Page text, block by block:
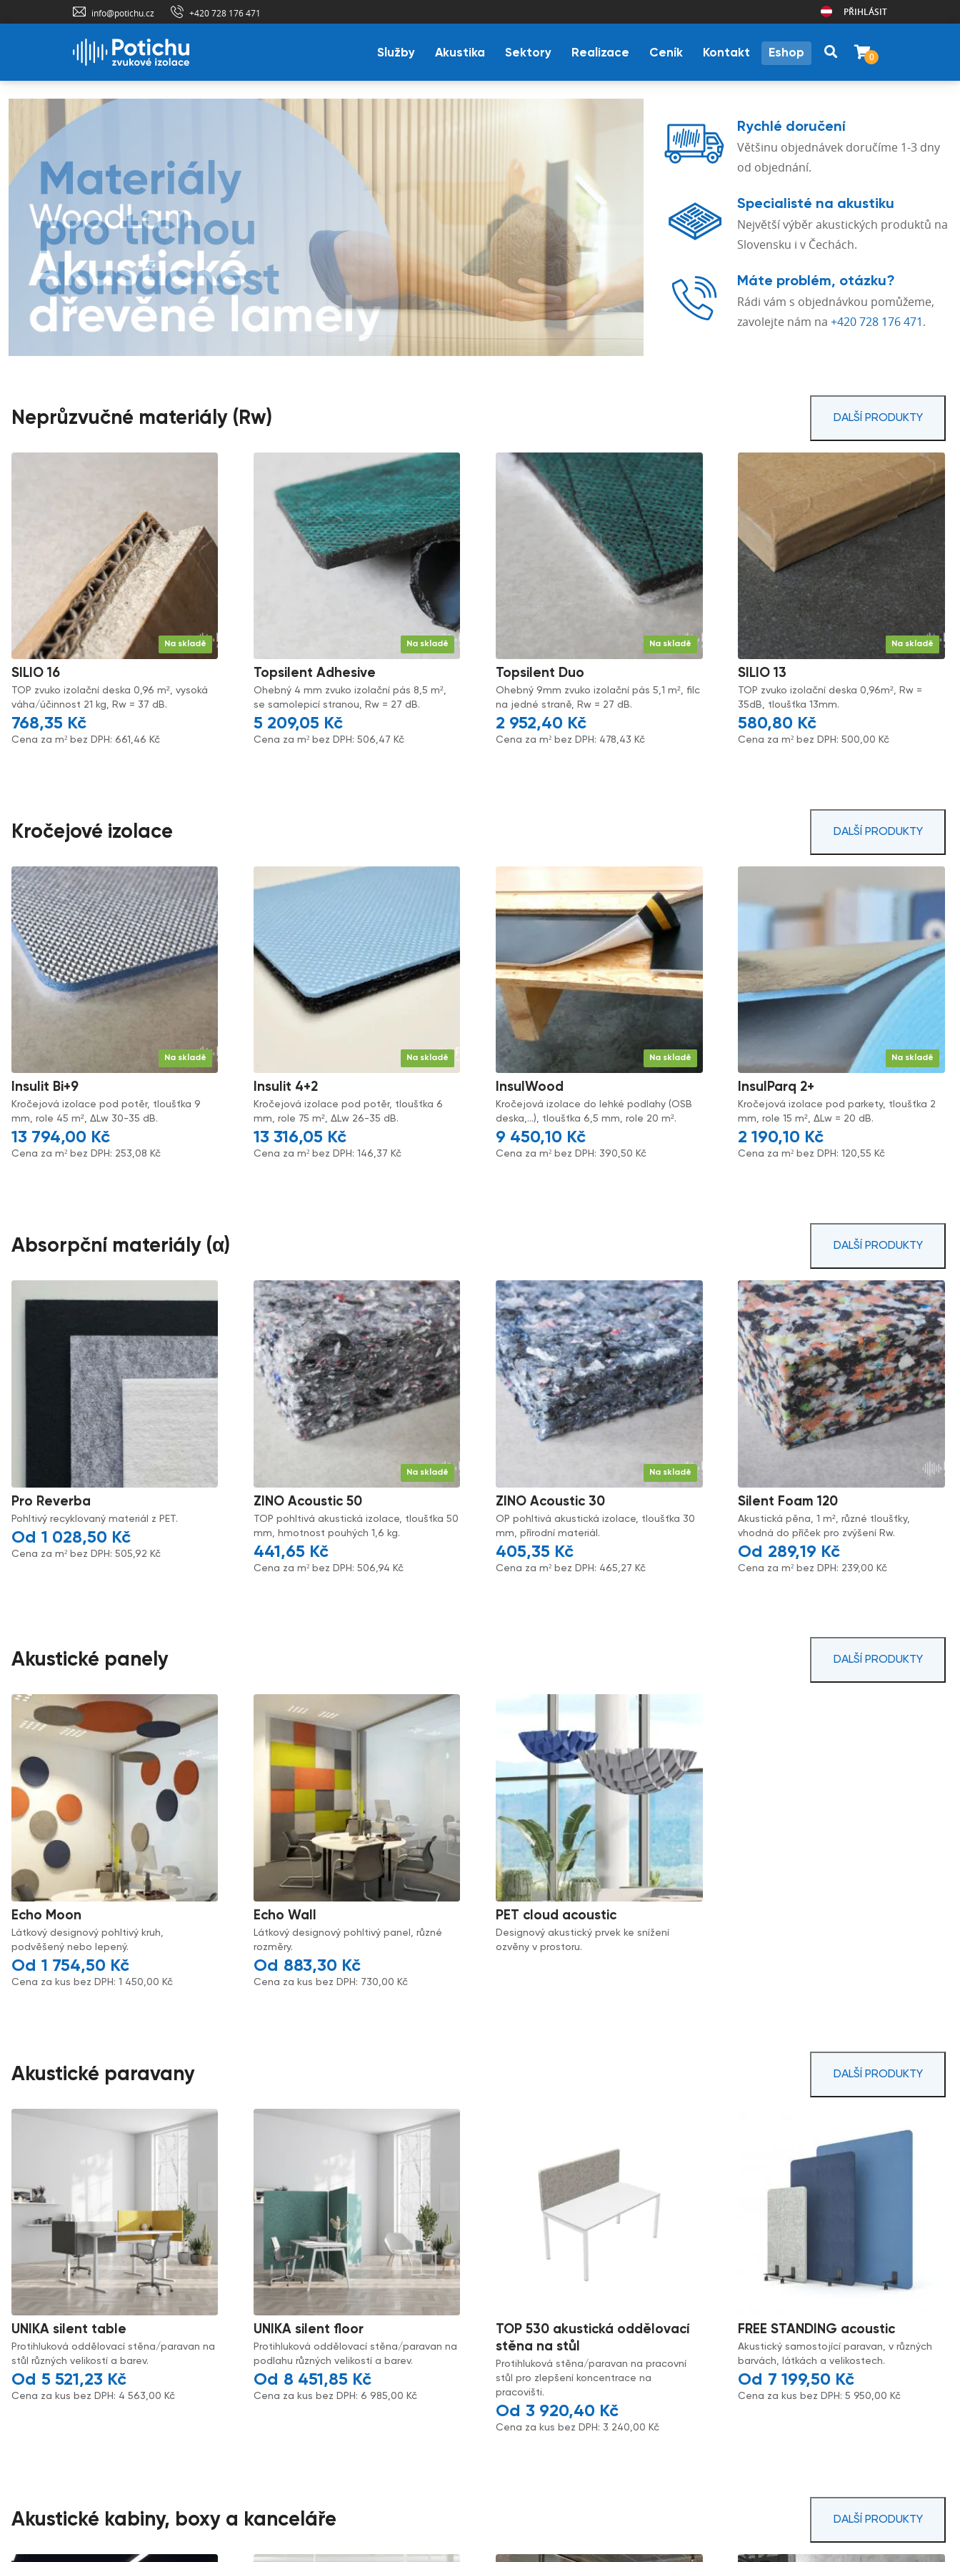
info@potichu.cz +420 728 176 471 PŘIHLÁSIT
Služby Akustika Sektory Realizace Ceník Kontakt Eshop 0
Rychlé doručení
Většinu objednávek doručíme 1-3 dny
od objednání.
Specialisté na akustiku
Největší výběr akustických produktů na
Slovensku i v Čechách.
Máte problém, otázku?
Rádi vám s objednávkou pomůžeme,
zavolejte nám na +420 728 176 471.
Neprůzvučné materiály (Rw) DALŠÍ PRODUKTY
Na skladě
SILIO 16
TOP zvuko izolační deska 0,96 m², vysoká
váha/účinnost 21 kg, Rw = 37 dB.
768,35 Kč
Cena za m² bez DPH: 661,46 Kč
Na skladě
Topsilent Adhesive
Ohebný 4 mm zvuko izolační pás 8,5 m²,
se samolepicí stranou, Rw = 27 dB.
5 209,05 Kč
Cena za m² bez DPH:506,47 Kč
Na skladě
Topsilent Duo
Ohebný 9mm zvuko izolační pás 5,1 m², filc
na jedné straně, Rw = 27 dB.
2 952,40 Kč
Cena za m² bez DPH: 478,43 Kč
Na skladě
SILIO 13
TOP zvuko izolační deska 0,96m², Rw =
35dB, tloušťka 13mm.
580,80 Kč
Cena za m² bez DPH:500,00 Kč
Kročejové izolace DALŠÍ PRODUKTY
Na skladě
Insulit Bi+9
Kročejová izolace pod potěr, tloušťka 9
mm, role 45 m², ΔLw 30-35 dB.
13 794,00 Kč
Cena za m² bez DPH: 253,08 Kč
Na skladě
Insulit 4+2
Kročejová izolace pod potěr, tloušťka 6
mm, role 75 m², ΔLw 26-35 dB.
13 316,05 Kč
Cena za m² bez DPH:146,37 Kč
Na skladě
InsulWood
Kročejová izolace do lehké podlahy (OSB
deska,...), tloušťka 6,5 mm, role 20 m².
9 450,10 Kč
Cena za m² bez DPH: 390,50 Kč
Na skladě
InsulParq 2+
Kročejová izolace pod parkety, tloušťka 2
mm, role 15 m², ΔLw = 20 dB.
2 190,10 Kč
Cena za m² bez DPH:120,55 Kč
Absorpční materiály (α) DALŠÍ PRODUKTY
Pro Reverba
Pohltivý recyklovaný materiál z PET.
1 028,50 Kč
Cena za m² bez DPH: 505,92 Kč
Na skladě
ZINO Acoustic 50
TOP pohltivá akustická izolace, tloušťka 50
mm, hmotnost pouhých 1,6 kg.
441,65 Kč
Cena za m² bez DPH:506,94 Kč
Na skladě
ZINO Acoustic 30
OP pohltivá akustická izolace, tloušťka 30
mm, přírodní materiál.
405,35 Kč
Cena za m² bez DPH: 465,27 Kč
Silent Foam 120
Akustická pěna, 1 m², různé tloušťky,
vhodná do příček pro zvýšení Rw.
289,19 Kč
Cena za m² bez DPH: 239,00 Kč
Akustické panely DALŠÍ PRODUKTY
Echo Moon
Látkový designový pohltivý kruh,
podvěšený nebo lepený.
1 754,50 Kč
Cena za kus bez DPH: 1 450,00 Kč
Echo Wall
Látkový designový pohltivý panel, různé
rozměry.
883,30 Kč
Cena za kus bez DPH: 730,00 Kč
PET cloud acoustic
Designový akustický prvek ke snížení
ozvěny v prostoru.
Akustické paravany DALŠÍ PRODUKTY
UNIKA silent table
Protihluková oddělovací stěna/paravan na
stůl různých velikostí a barev.
5 521,23 Kč
Cena za kus bez DPH: 4 563,00 Kč
UNIKA silent floor
Protihluková oddělovací stěna/paravan na
podlahu různých velikostí a barev.
8 451,85 Kč
Cena za kus bez DPH:6 985,00 Kč
TOP 530 akustická oddělovací
stěna na stůl
Protihluková stěna/paravan na pracovní
stůl pro zlepšení koncentrace na
pracovišti.
3 920,40 Kč
Cena za kus bez DPH: 3 240,00 Kč
FREE STANDING acoustic
Akustický samostojící paravan, v různých
barvách, látkách a velikostech.
7 199,50 Kč
Cena za kus bez DPH:5 950,00 Kč
Akustické kabiny, boxy a kanceláře DALŠÍ PRODUKTY